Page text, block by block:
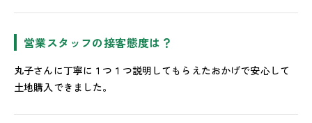
営業スタッフの接客態度は？
丸子さんに丁寧に１つ１つ説明してもらえたおかげで安心して
土地購入できました。